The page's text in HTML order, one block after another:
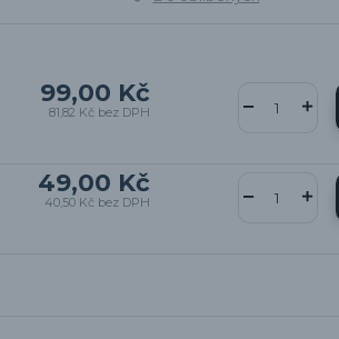
99,00 Kč
81,82 Kč bez DPH
49,00 Kč
40,50 Kč bez DPH